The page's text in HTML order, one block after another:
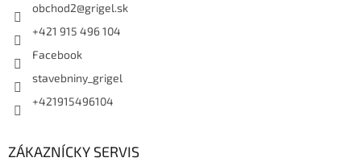
obchod2@grigel.sk
+421 915 496 104
Facebook
stavebniny_grigel
+421915496104
ZÁKAZNÍCKY SERVIS